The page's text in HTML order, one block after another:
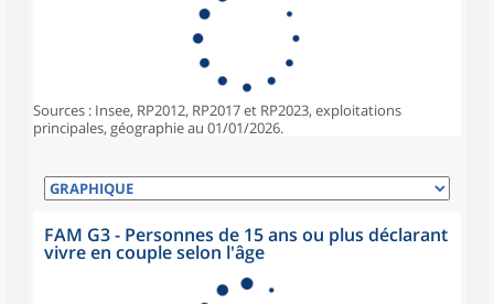
Sources : Insee, RP2012, RP2017 et RP2023, exploitations
principales, géographie au 01/01/2026.
FAM G3 - Personnes de 15 ans ou plus déclarant
vivre en couple selon l'âge